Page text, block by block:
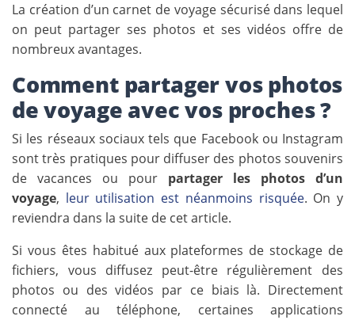
La création d’un carnet de voyage sécurisé dans lequel
on peut partager ses photos et ses vidéos offre de
nombreux avantages.
Comment partager vos photos
de voyage avec vos proches ?
Si les réseaux sociaux tels que Facebook ou Instagram
sont très pratiques pour diffuser des photos souvenirs
de vacances ou pour partager les photos d’un
voyage, leur utilisation est néanmoins risquée. On y
reviendra dans la suite de cet article.
Si vous êtes habitué aux plateformes de stockage de
fichiers, vous diffusez peut-être régulièrement des
photos ou des vidéos par ce biais là. Directement
connecté au téléphone, certaines applications